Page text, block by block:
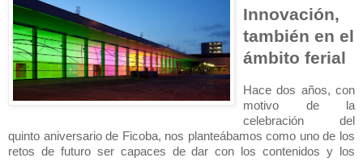
Innovación,
también en el
ámbito ferial
Hace dos años, con
motivo de la
celebración del
quinto aniversario de Ficoba, nos planteábamos como uno de los
retos de futuro ser capaces de dar con los contenidos y los